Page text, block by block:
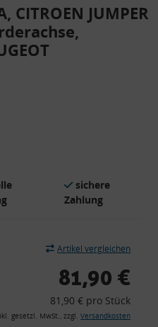
JUMPER
sichere
Zahlung
Artikel vergleichen
81,90 €
81,90 € pro Stück
gesetzl. MwSt., zzgl. Versandkosten